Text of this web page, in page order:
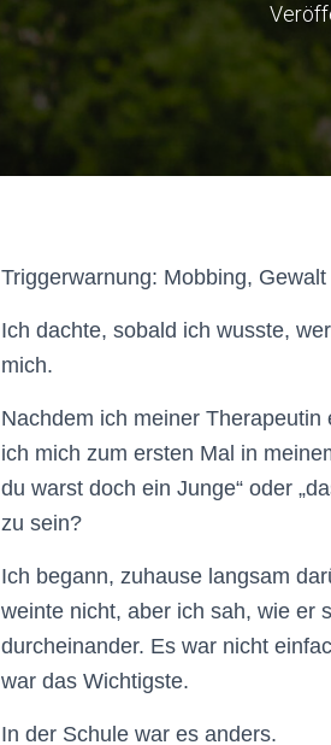
Triggerwarnung: Mobbing, Gewalt
Ich dachte, sobald ich wusste,
mich.
Nachdem ich meiner
ich mich zum ersten Mal in
du warst doch ein Junge“ oder
zu sein?
Ich begann, zuhause langsam
weinte nicht, aber ich sah, wie er
durcheinander. Es war nicht
war das Wichtigste.
In der Schule war es anders.